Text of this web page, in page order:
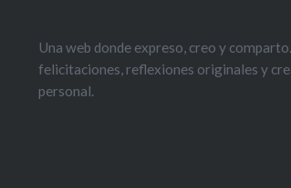
Una web donde expreso, creo y
felicitaciones, reflexiones originales y
personal.